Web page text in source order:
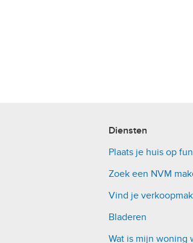
Diensten
Plaats je huis op
Zoek een NVM
Vind je
Bladeren
Wat is mijn woning